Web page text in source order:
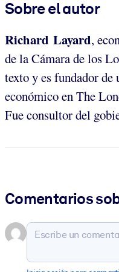
Sobre el autor
Richard Layard,
de la Cámara de los
texto y es fundador de
económico en The
Fue consultor del
Comentarios